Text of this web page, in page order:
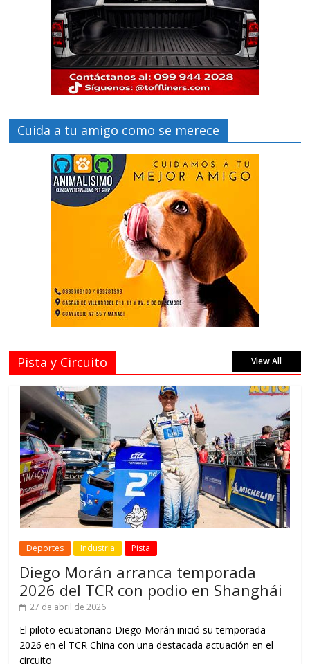
Cuida a tu amigo como se merece
Pista y Circuito View All
Deportes Industria Pista
Diego Morán arranca temporada
2026 del TCR con podio en Shanghái
27 de abril de 2026
El piloto ecuatoriano Diego Morán inició su temporada
2026 en el TCR China con una destacada actuación en el
circuito